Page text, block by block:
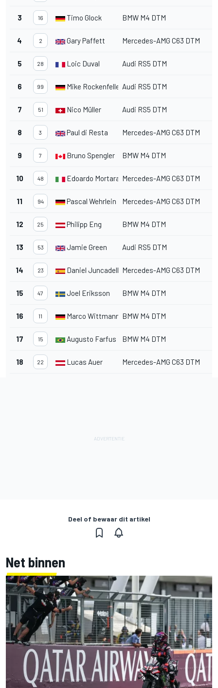
3 16 Timo Glock BMW M4 DTM
4 2 Gary Paffett Mercedes-AMG C63 DTM
5 28 Loic Duval Audi RS5 DTM
6 99 Mike Rockenfeller Audi RS5 DTM
7 51 Nico Müller Audi RS5 DTM
8 3 Paul di Resta Mercedes-AMG C63 DTM
9 7 Bruno Spengler BMW M4 DTM
10 48 Edoardo Mortara Mercedes-AMG C63 DTM
11 94 Pascal Wehrlein Mercedes-AMG C63 DTM
12 25 Philipp Eng BMW M4 DTM
13 53 Jamie Green Audi RS5 DTM
14 23 Daniel Juncadella Mercedes-AMG C63 DTM
15 47 Joel Eriksson BMW M4 DTM
16 11 Marco Wittmann BMW M4 DTM
17 15 Augusto Farfus BMW M4 DTM
18 22 Lucas Auer Mercedes-AMG C63 DTM
Deel of bewaar dit artikel
Net binnen